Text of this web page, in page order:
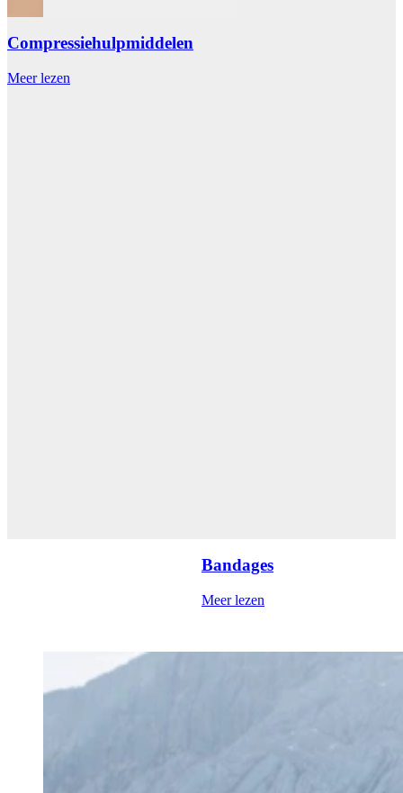
Compressiehulpmiddelen
Meer lezen
Bandages
Meer lezen